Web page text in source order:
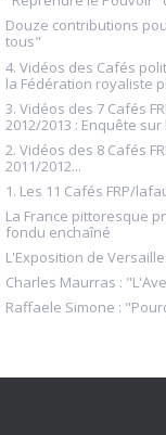
Douze contributions
tous"
4. Vidéos des Cafés
la Fédération royaliste
3. Vidéos des 7 Cafés
2012/2013 : Enquête
2. Vidéos des 8 Cafés
2011/2012...
1. Les 11 Cafés FRP/
La France pittoresque
fondu enchaîné
L'Exposition de
Charles Maurras :
Raffaele Simone :